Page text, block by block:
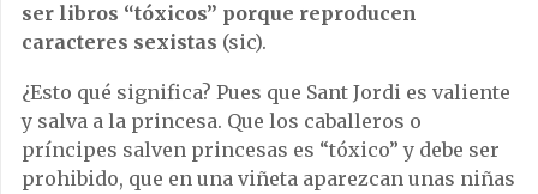
ser libros “tóxicos” porque reproducen
caracteres sexistas (sic).
¿Esto qué significa? Pues que Sant Jordi es valiente
y salva a la princesa. Que los caballeros o
príncipes salven princesas es “tóxico” y debe ser
prohibido, que en una viñeta aparezcan unas niñas